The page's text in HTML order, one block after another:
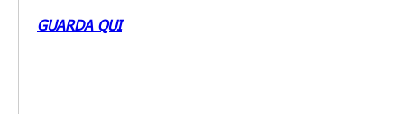
GUARDA QUI